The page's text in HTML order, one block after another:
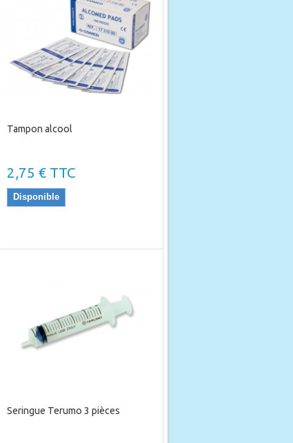
Tampon alcool
2,75 € TTC
Disponible
Seringue Terumo 3 pièces